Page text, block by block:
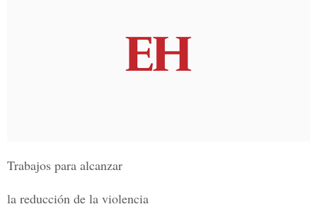
Trabajos para alcanzar
la reducción de la violencia